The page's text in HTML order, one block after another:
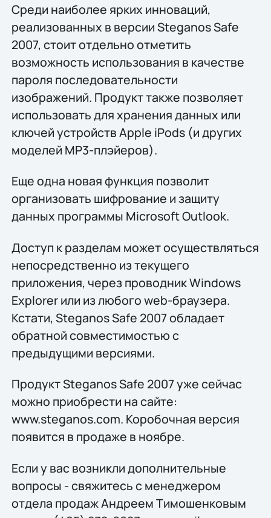
Среди наиболее ярких инноваций,
реализованных в версии Steganos Safe
2007, стоит отдельно отметить
возможность использования в качестве
пароля последовательности
изображений. Продукт также позволяет
использовать для хранения данных или
ключей устройств Apple iPods (и других
моделей MP3-плэйеров).
Еще одна новая функция позволит
организовать шифрование и защиту
данных программы Microsoft Outlook.
Доступ к разделам может осуществляться
непосредственно из текущего
приложения, через проводник Windows
Explorer или из любого web-браузера.
Кстати, Steganos Safe 2007 обладает
обратной совместимостью с
предыдущими версиями.
Продукт Steganos Safe 2007 уже сейчас
можно приобрести на сайте:
www.steganos.com. Коробочная версия
появится в продаже в ноябре.
Если у вас возникли дополнительные
вопросы - свяжитесь с менеджером
отдела продаж Андреем Тимошенковым